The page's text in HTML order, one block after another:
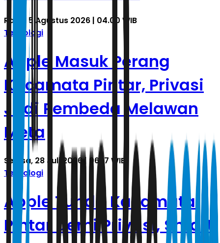
Rabu, 5 Agustus 2026 | 04.00 WIB
Teknologi
Apple Masuk Perang
Kacamata Pintar, Privasi
Jadi Pembeda Melawan
Meta
Selasa, 28 Juli 2026 | 06.17 WIB
Teknologi
Apple Tunda Kacamata
Pintar demi Privasi, Smart